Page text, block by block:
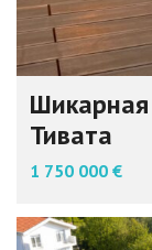
Шикарная
Тивата
1 750 000 €